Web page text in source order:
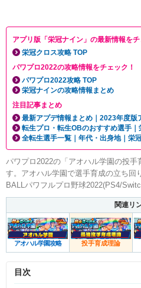
アプリ版「栄冠ナイン」の最新情報をチ
栄冠クロス攻略 TOP
パワプロ2022の攻略情報をチェック！
パワプロ2022攻略 TOP
栄冠ナインの攻略情報まとめ
注目記事まとめ
最新アプデ情報まとめ｜2023年度版
転生プロ・転生OBのおすすめ選手｜
全転生選手一覧｜年代・出身地｜栄
パワプロ2022の「アオハル学園の投
す。アオハル学園で選手育成の立ち回
BALLパワフルプロ野球2022(PS4/
関連リ
アオハル学園攻略 投手育成理論
目次